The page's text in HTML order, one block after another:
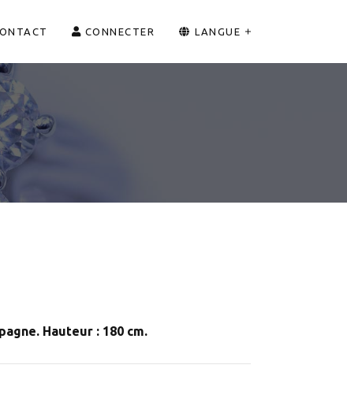
CONNECTER LANGUE
Hauteur : 180 cm.